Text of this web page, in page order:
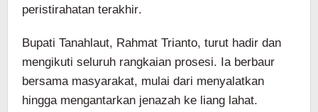
peristirahatan terakhir.
Bupati Tanahlaut, Rahmat Trianto, turut hadir dan
mengikuti seluruh rangkaian prosesi. Ia berbaur
bersama masyarakat, mulai dari menyalatkan
hingga mengantarkan jenazah ke liang lahat.